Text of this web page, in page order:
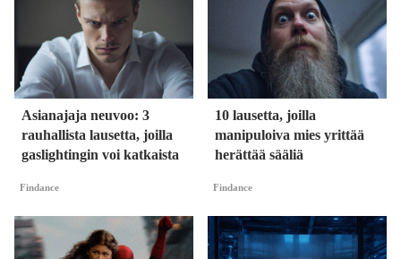
Asianajaja neuvoo: 3
rauhallista lausetta, joilla
gaslightingin voi katkaista
Findance
10 lausetta, joilla
manipuloiva mies yrittää
herättää sääliä
Findance